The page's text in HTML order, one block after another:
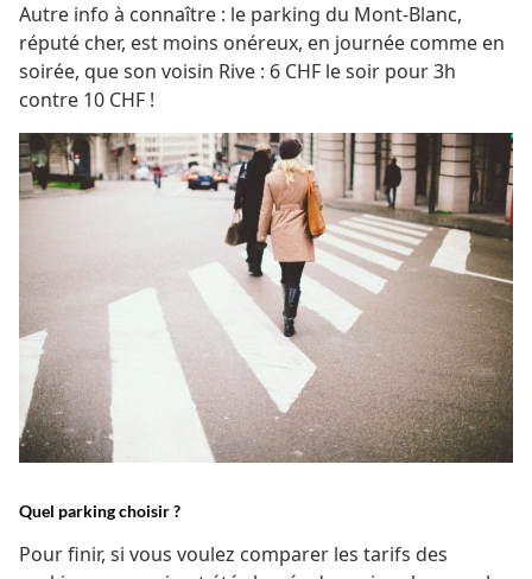
Autre info à connaître : le parking du Mont-Blanc,
réputé cher, est moins onéreux, en journée comme en
soirée, que son voisin Rive : 6 CHF le soir pour 3h
contre 10 CHF !
Quel parking choisir ?
Pour finir, si vous voulez comparer les tarifs des